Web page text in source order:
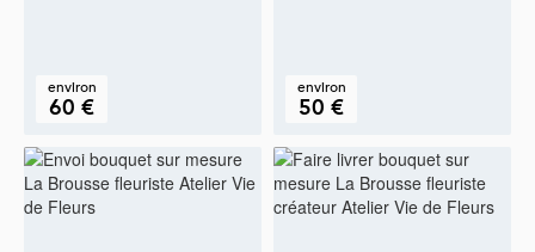
environ
60 €
environ
50 €